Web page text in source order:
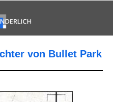
von Bullet Park